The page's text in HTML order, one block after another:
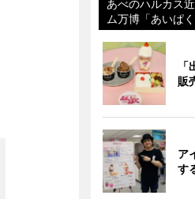
あべのハルカス
ム万博「あいぱ
販
ア
す